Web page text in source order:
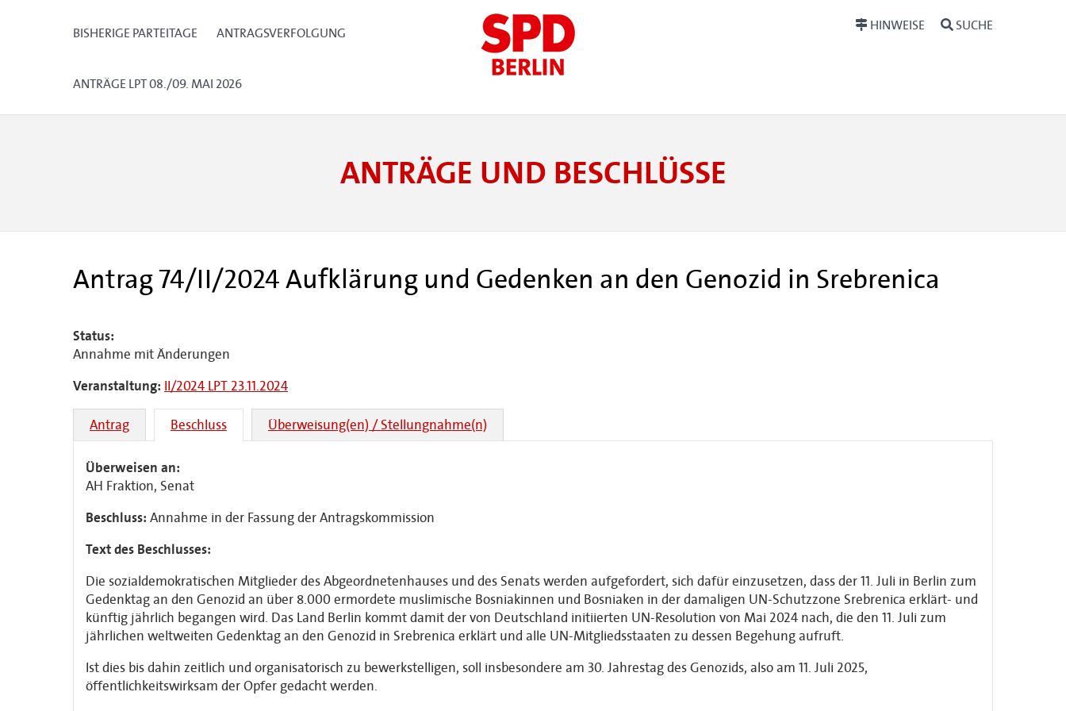
BISHERIGE PARTEITAGE ANTRAGSVERFOLGUNG
ANTRÄGE LPT 08./09. MAI 2026
HINWEISE SUCHE
ANTRÄGE UND BESCHLÜSSE
Antrag 74/II/2024 Aufklärung und Gedenken an den Genozid in Srebrenica
Status:
Annahme mit Änderungen
Veranstaltung: II/2024 LPT 23.11.2024
Antrag Beschluss Überweisung(en) / Stellungnahme(n)
Überweisen an:
AH Fraktion, Senat
Beschluss: Annahme in der Fassung der Antragskommission
Text des Beschlusses:
Die sozialdemokratischen Mitglieder des Abgeordnetenhauses und des Senats werden aufgefordert, sich dafür einzusetzen, dass der 11. Juli in Berlin zum
Gedenktag an den Genozid an über 8.000 ermordete muslimische Bosniakinnen und Bosniaken in der damaligen UN-Schutzzone Srebrenica erklärt- und
künftig jährlich begangen wird. Das Land Berlin kommt damit der von Deutschland initiierten UN-Resolution von Mai 2024 nach, die den 11. Juli zum
jährlichen weltweiten Gedenktag an den Genozid in Srebrenica erklärt und alle UN-Mitgliedsstaaten zu dessen Begehung aufruft.
Ist dies bis dahin zeitlich und organisatorisch zu bewerkstelligen, soll insbesondere am 30. Jahrestag des Genozids, also am 11. Juli 2025,
öffentlichkeitswirksam der Opfer gedacht werden.